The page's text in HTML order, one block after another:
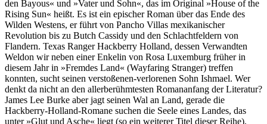
den Bayous« und »Vater und Sohn«, das im Original »House of the
Rising Sun« heißt. Es ist ein epischer Roman über das Ende des
Wilden Westens, er führt von Pancho Villas mexikanischer
Revolution bis zu Butch Cassidy und den Schlachtfeldern von
Flandern. Texas Ranger Hackberry Holland, dessen Verwandten
Weldon wir neben einer Enkelin von Rosa Luxemburg früher in
diesem Jahr in »Fremdes Land« (Wayfaring Stranger) treffen
konnten, sucht seinen verstoßenen-verlorenen Sohn Ishmael. Wer
denkt da nicht an den allerberühmtesten Romananfang der Literatur?
James Lee Burke aber jagt seinen Wal an Land, gerade die
Hackberry-Holland-Romane suchen die Seele eines Landes, das
unter »Glut und Asche« liegt (so ein weiterer Titel dieser Reihe).